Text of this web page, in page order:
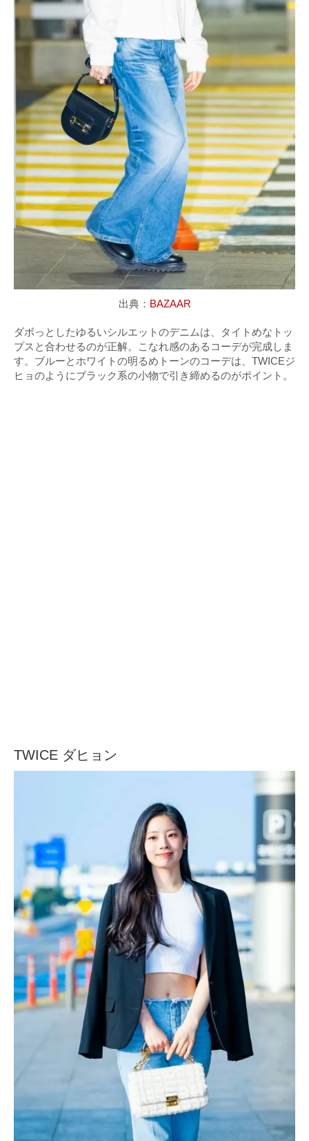
出典： BAZAAR
ダボっとしたゆるいシルエットのデニムは、タイトめなトッ
プスと合わせるのが正解。こなれ感のあるコーデが完成しま
す。ブルーとホワイトの明るめトーンのコーデは、TWICEジ
ヒョのようにブラック系の小物で引き締めるのがポイント。
TWICE ダヒョン